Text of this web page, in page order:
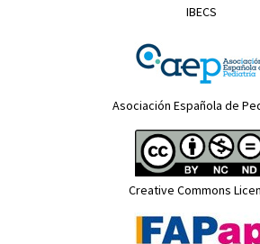
IBECS
Asociación Española de
Creative Commons